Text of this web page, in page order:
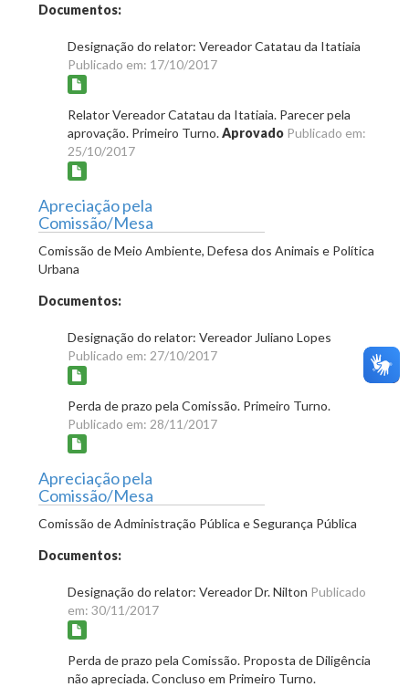
Documentos:
Designação do relator: Vereador Catatau da Itatiaia
Publicado em: 17/10/2017
Relator Vereador Catatau da Itatiaia. Parecer pela
aprovação. Primeiro Turno.Aprovado Publicado em:
25/10/2017
Apreciação pela
Comissão/Mesa
Comissão de Meio Ambiente, Defesa dos Animais e Política
Urbana
Documentos:
Designação do relator: Vereador Juliano Lopes
Publicado em: 27/10/2017
Perda de prazo pela Comissão. Primeiro Turno.
Publicado em: 28/11/2017
Apreciação pela
Comissão/Mesa
Comissão de Administração Pública e Segurança Pública
Documentos:
Designação do relator: Vereador Dr. Nilton Publicado
em: 30/11/2017
Perda de prazo pela Comissão. Proposta de Diligência
não apreciada. Concluso em Primeiro Turno.